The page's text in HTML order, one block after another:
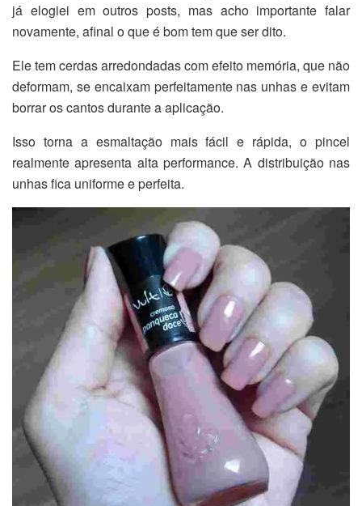
já elogiei em outros posts, mas acho importante falar
novamente, afinal o que é bom tem que ser dito.
Ele tem cerdas arredondadas com efeito memória, que não
deformam, se encaixam perfeitamente nas unhas e evitam
borrar os cantos durante a aplicação.
Isso torna a esmaltação mais fácil e rápida, o pincel
realmente apresenta alta performance. A distribuição nas
unhas fica uniforme e perfeita.